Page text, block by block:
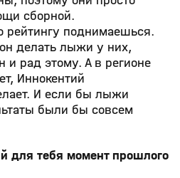
сборной.
рейтингу поднимаешься.
делать лыжи у них,
и рад этому. А в регионе
Иннокентий
И если бы лыжи
были бы совсем
для тебя момент прошлого